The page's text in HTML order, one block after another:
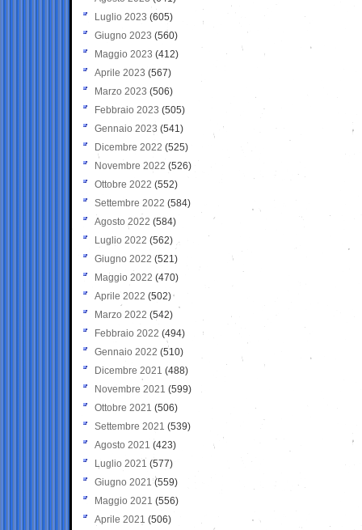
Luglio 2023 (605)
Giugno 2023 (560)
Maggio 2023 (412)
Aprile 2023 (567)
Marzo 2023 (506)
Febbraio 2023 (505)
Gennaio 2023 (541)
Dicembre 2022 (525)
Novembre 2022 (526)
Ottobre 2022 (552)
Settembre 2022 (584)
Agosto 2022 (584)
Luglio 2022 (562)
Giugno 2022 (521)
Maggio 2022 (470)
Aprile 2022 (502)
Marzo 2022 (542)
Febbraio 2022 (494)
Gennaio 2022 (510)
Dicembre 2021 (488)
Novembre 2021 (599)
Ottobre 2021 (506)
Settembre 2021 (539)
Agosto 2021 (423)
Luglio 2021 (577)
Giugno 2021(559)
Maggio 2021 (556)
Aprile 2021 (506)